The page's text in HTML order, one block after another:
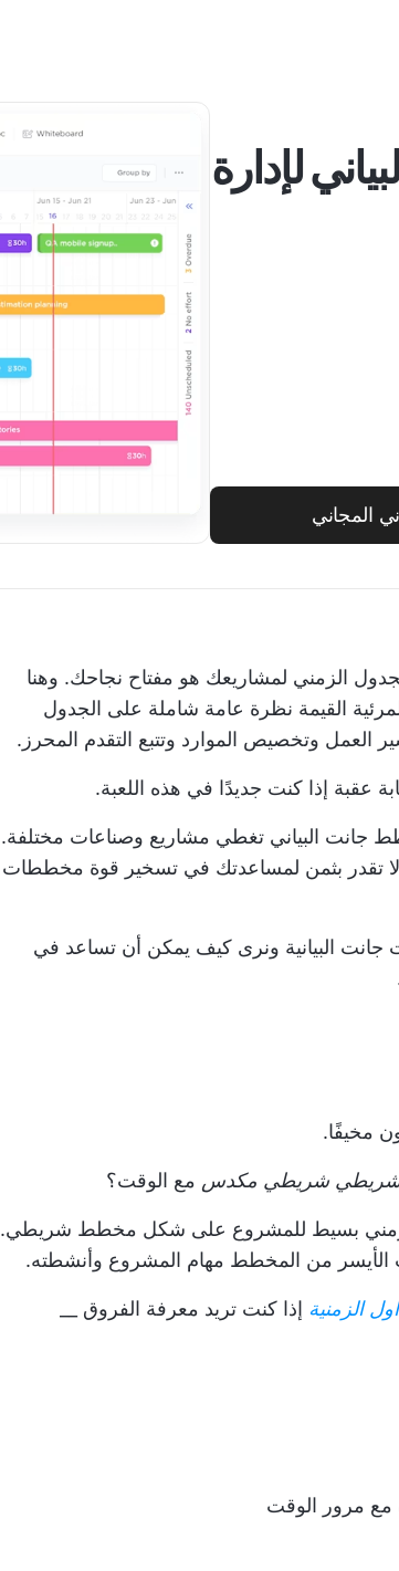
لإدارة
المجاني
الزمني لمشاريعك هو مفتاح نجاحك. وهنا
القيمة نظرة عامة شاملة على الجدول
العمل وتخصيص الموارد وتتبع التقدم المحرز.
عقبة إذا كنت جديدًا في هذه اللعبة.
قائمة تضم 20 مثالاً لمخطط جانت البياني تغطي مشاريع وصناعات مختلفة.
لا تقدر بثمن لمساعدتك في تسخير قوة مخططات
جانت البيانية ونرى كيف يمكن أن تساعد في
مخيفًا.
شريطي مكدس مع الوقت؟
بسيط للمشروع على شكل مخطط شريطي.
الأيسر من المخطط مهام المشروع وأنشطته.
الزمنية إذا كنت تريد معرفة الفروق __
مع مرور الوقت